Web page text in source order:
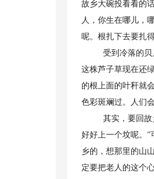
故乡大碗投看看的
人，你生在哪儿，
呢。根扎下去要扎
受到冷落的
这株芦子草现在还
的根上面的叶秆就
色彩斑斓过。人们
其实，要回
好好上一个坟呢。
乡的，想那里的山
定要把老人的这个